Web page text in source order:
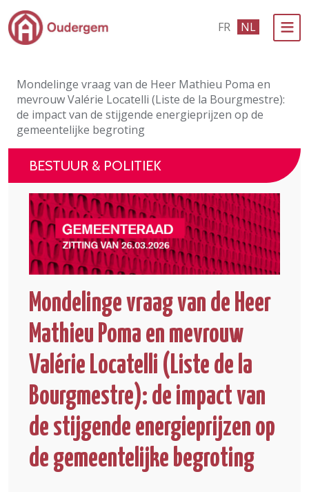
Ga naar de hoofdinhoud FR NL
Evenementen & Verenigingen
eLoket
Leven in Oudergem
In 1 klik
Mondelinge vraag van de Heer Mathieu Poma en
mevrouw Valérie Locatelli (Liste de la Bourgmestre):
de impact van de stijgende energieprijzen op de
gemeentelijke begroting
BESTUUR & POLITIEK
Mondelinge vraag van de Heer
Mathieu Poma en mevrouw
Valérie Locatelli (Liste de la
Bourgmestre): de impact van
de stijgende energieprijzen op
de gemeentelijke begroting